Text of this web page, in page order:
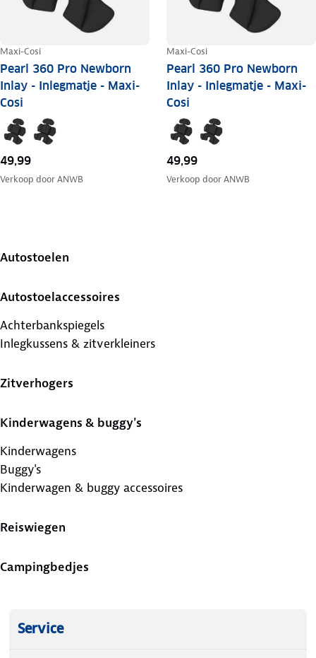
Maxi-Cosi
Pearl 360 Pro Newborn
Inlay - Inlegmatje - Maxi-
Cosi
49,99
Verkoop doorANWB
Maxi-Cosi
Pearl 360 Pro Newborn
Inlay - Inlegmatje - Maxi-
Cosi
49,99
Verkoop doorANWB
Autostoelen
Autostoelaccessoires
Achterbankspiegels
Inlegkussens & zitverkleiners
Zitverhogers
Kinderwagens & buggy's
Kinderwagens
Buggy's
Kinderwagen & buggy accessoires
Reiswiegen
Campingbedjes
Service